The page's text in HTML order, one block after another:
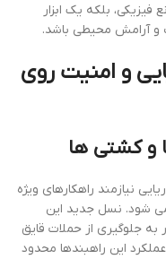
فیزیکی، بلکه یک ابزار
و آرامش محیطی باشد.
و امنیت روی
و کشتی ها
نیازمند راهکارهای ویژه
شود. نسل جدید این
به جلوگیری از حملات قایق
این راهبندها محدود